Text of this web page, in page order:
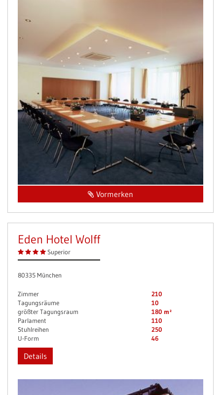
Vormerken
Eden Hotel Wolff
Superior
80335 München
Zimmer
210
Tagungsräume
10
größter Tagungsraum
180 m²
Parlament
110
Stuhlreihen
250
U-Form
46
Details